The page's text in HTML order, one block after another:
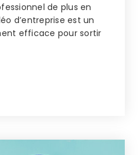
de plus en
d’entreprise est un
efficace pour sortir